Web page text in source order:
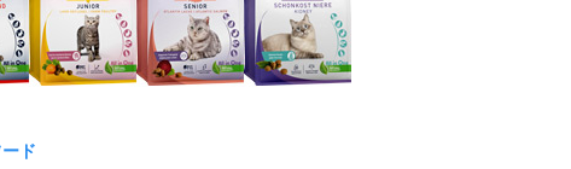
ド